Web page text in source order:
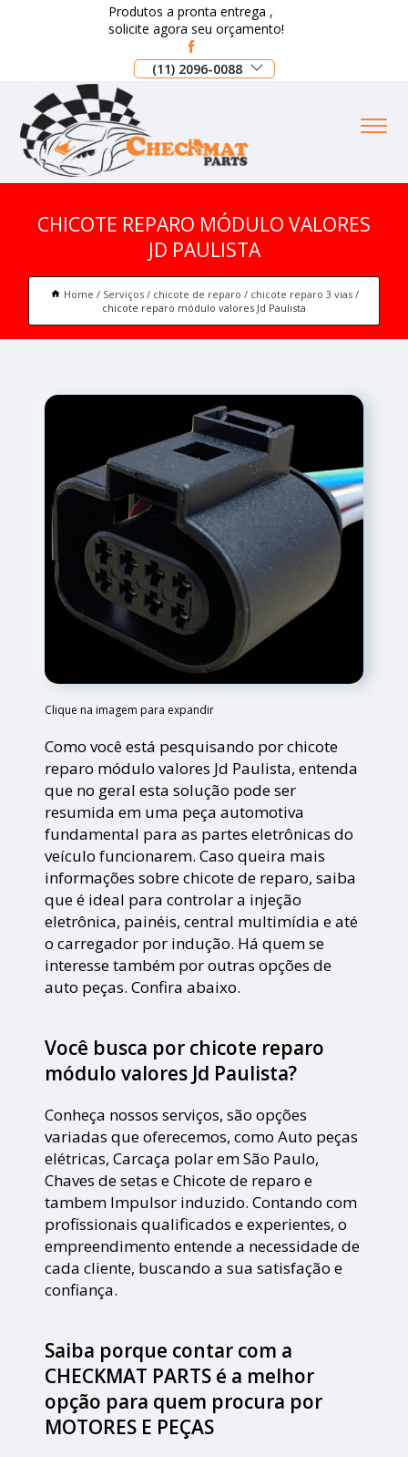
Produtos a pronta entrega ,
solicite agora seu orçamento!
(11) 2096-0088
CHICOTE REPARO MÓDULO VALORES
JD PAULISTA
Home Serviços chicote de reparo
chicote reparo 3 vias
chicote reparo módulo valores Jd Paulista
Clique na imagem para expandir
Como você está pesquisando por chicote
reparo módulo valores Jd Paulista, entenda
que no geral esta solução pode ser
resumida em uma peça automotiva
fundamental para as partes eletrônicas do
veículo funcionarem. Caso queira mais
informações sobre chicote de reparo, saiba
que é ideal para controlar a injeção
eletrônica, painéis, central multimídia e até
o carregador por indução. Há quem se
interesse também por outras opções de
auto peças. Confira abaixo.
Você busca por chicote reparo
módulo valores Jd Paulista?
Conheça nossos serviços, são opções
variadas que oferecemos, como Auto peças
elétricas, Carcaça polar em São Paulo,
Chaves de setas e Chicote de reparo e
tambem Impulsor induzido. Contando com
profissionais qualificados e experientes, o
empreendimento entende a necessidade de
cada cliente, buscando a sua satisfação e
confiança.
Saiba porque contar com a
CHECKMAT PARTS é a melhor
opção para quem procura por
MOTORES E PEÇAS